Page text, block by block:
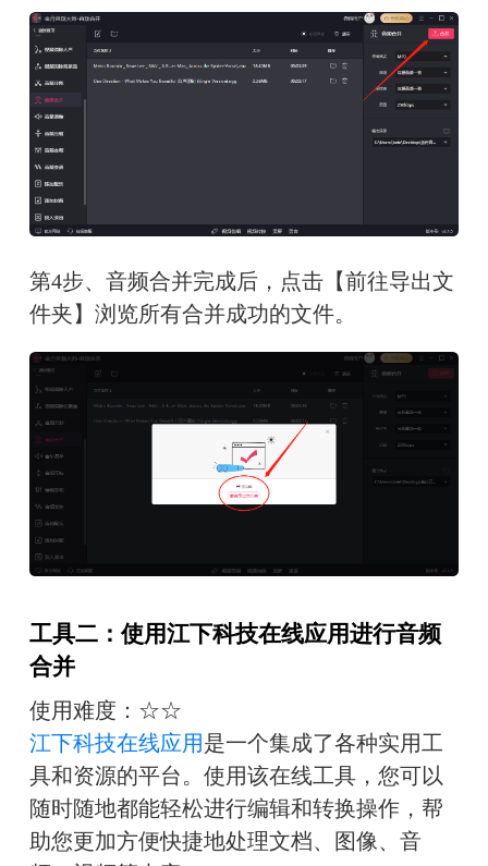
第4步、音频合并完成后，点击【前往导出文
件夹】浏览所有合并成功的文件。
工具二：使用江下科技在线应用进行音频
合并
使用难度：☆☆
江下科技在线应用是一个集成了各种实用工
具和资源的平台。使用该在线工具，您可以
随时随地都能轻松进行编辑和转换操作，帮
助您更加方便快捷地处理文档、图像、音